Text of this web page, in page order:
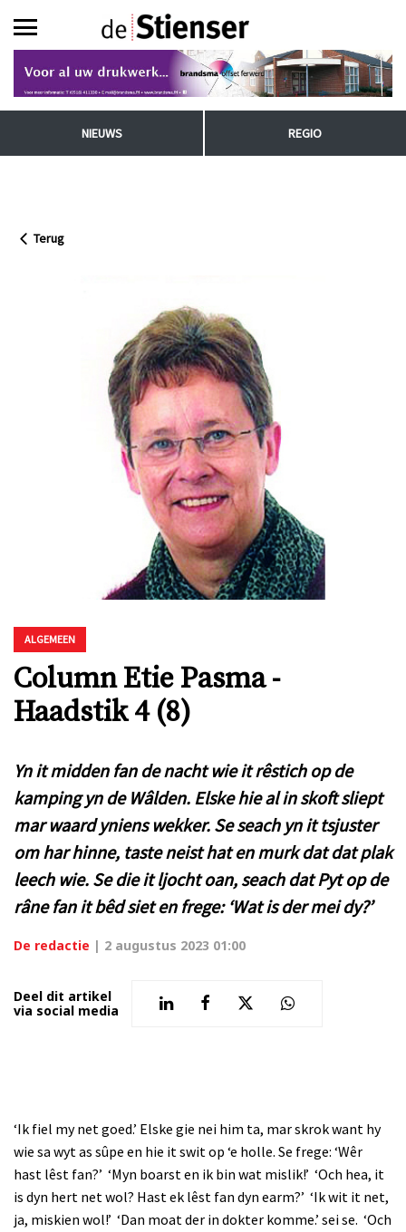
NIEUWS REGIO
Terug
ALGEMEEN
Column Etie Pasma -
Haadstik 4 (8)
Yn it midden fan de nacht wie it rêstich op de
kamping yn de Wâlden. Elske hie al in skoft sliept
mar waard yniens wekker. Se seach yn it tsjuster
om har hinne, taste neist hat en murk dat dat plak
leech wie. Se die it ljocht oan, seach dat Pyt op de
râne fan it bêd siet en frege: ‘Wat is der mei dy?’
De redactie | 2 augustus 2023 01:00
Deel dit artikel
via social media
‘Ik fiel my net goed.’ Elske gie nei him ta, mar skrok want hy
wie sa wyt as sûpe en hie it swit op ‘e holle. Se frege: ‘Wêr
hast lêst fan?’ ‘Myn boarst en ik bin wat mislik!’ ‘Och hea, it
is dyn hert net wol? Hast ek lêst fan dyn earm?’ ‘Ik wit it net,
ja, miskien wol!’ ‘Dan moat der in dokter komme.’ sei se. ‘Och